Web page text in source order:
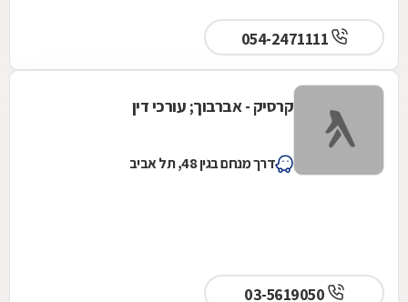
קרסיק - אברבוך; עורכי דין
דרך מנחם בגין 48, תל אביב